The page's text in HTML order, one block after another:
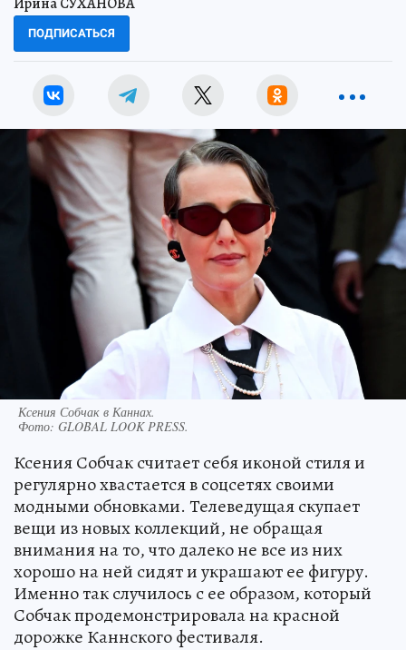
ПОДПИСАТЬСЯ
Ксения Собчак в Каннах.
Фото: GLOBAL LOOK PRESS.
Ксения Собчак считает себя иконой стиля и
регулярно хвастается в соцсетях своими
модными обновками. Телеведущая скупает
вещи из новых коллекций, не обращая
внимания на то, что далеко не все из них
хорошо на ней сидят и украшают ее фигуру.
Именно так случилось с ее образом, который
Собчак продемонстрировала на красной
дорожке Каннского фестиваля.